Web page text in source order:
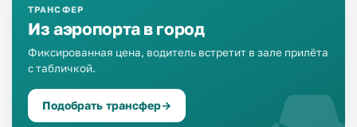
ТРАНСФЕР
Из аэропорта в город
Фиксированная цена, водитель встретит в зале прилёта
с табличкой.
Подобрать трансфер→